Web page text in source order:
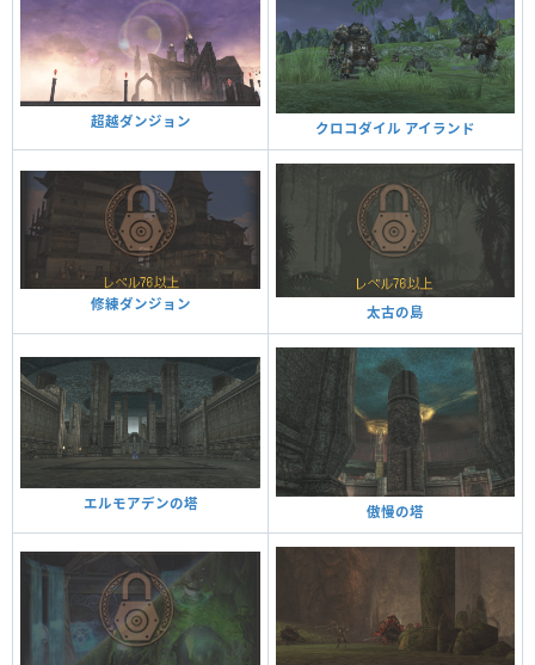
超越ダンジョン クロコダイル アイランド
修練ダンジョン 太古の島
エルモアデンの塔
傲慢の塔